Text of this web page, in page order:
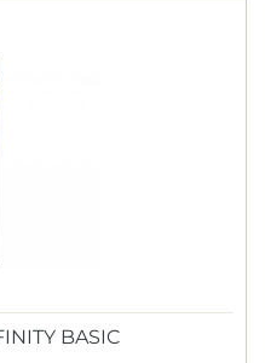
BASIC